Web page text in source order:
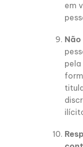
em
pela